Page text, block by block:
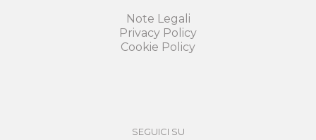
Note Legali
Privacy Policy
Cookie Policy
SEGUICI SU